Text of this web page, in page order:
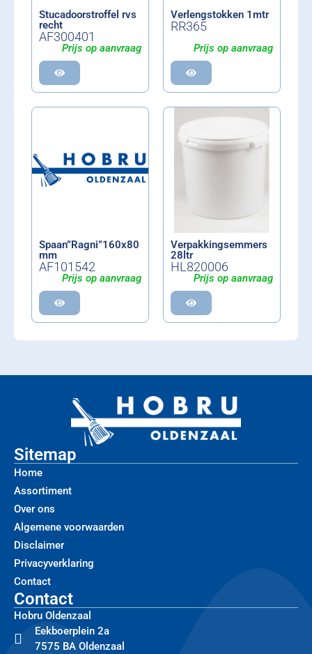
Stucadoorstroffel rvs
recht
AF300401
Prijs op aanvraag
Verlengstokken 1mtr
RR365
Prijs op aanvraag
Spaan”Ragni”160x80
mm
AF101542
Prijs op aanvraag
Verpakkingsemmers
28ltr
HL820006
Prijs op aanvraag
Sitemap
Home
Assortiment
Over ons
Algemene voorwaarden
Disclaimer
Privacyverklaring
Contact
Contact
Hobru Oldenzaal
Eekboerplein 2a
7575 BA Oldenzaal